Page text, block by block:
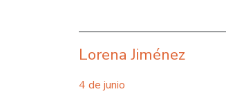
Lorena Jiménez
4 de junio